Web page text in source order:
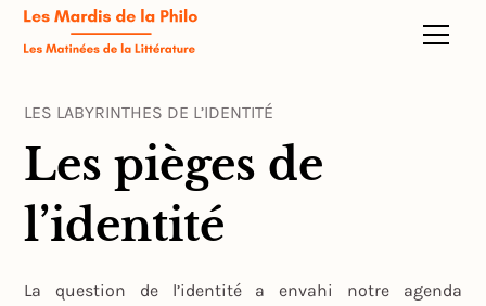
LES LABYRINTHES DE L’IDENTITÉ
Les pièges de
l’identité
La question de l’identité a envahi notre agenda